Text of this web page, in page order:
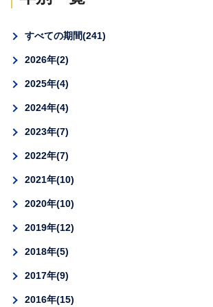
すべての期間 241
2026年 2
2025年 4
2024年 4
2023年 7
2022年 7
2021年 10
2020年 10
2019年 12
2018年 5
2017年 9
2016年 15